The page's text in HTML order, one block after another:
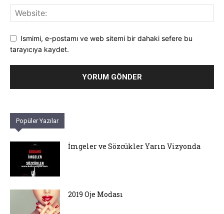
Ismimi, e-postamı ve web sitemi bir dahaki sefere bu
tarayıcıya kaydet.
Popüler Yazılar
İmgeler ve Sözcükler Yarın Vizyonda
2019 Oje Modası